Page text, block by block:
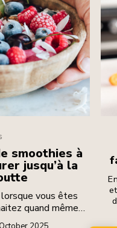
smoothies à
jusqu’à la
vous êtes
quand même
rapide et facile